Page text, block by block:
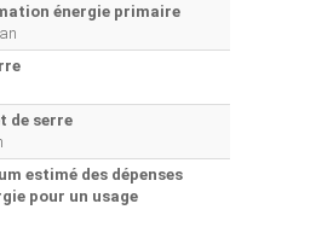
énergie primaire
de serre
estimé des dépenses
pour un usage